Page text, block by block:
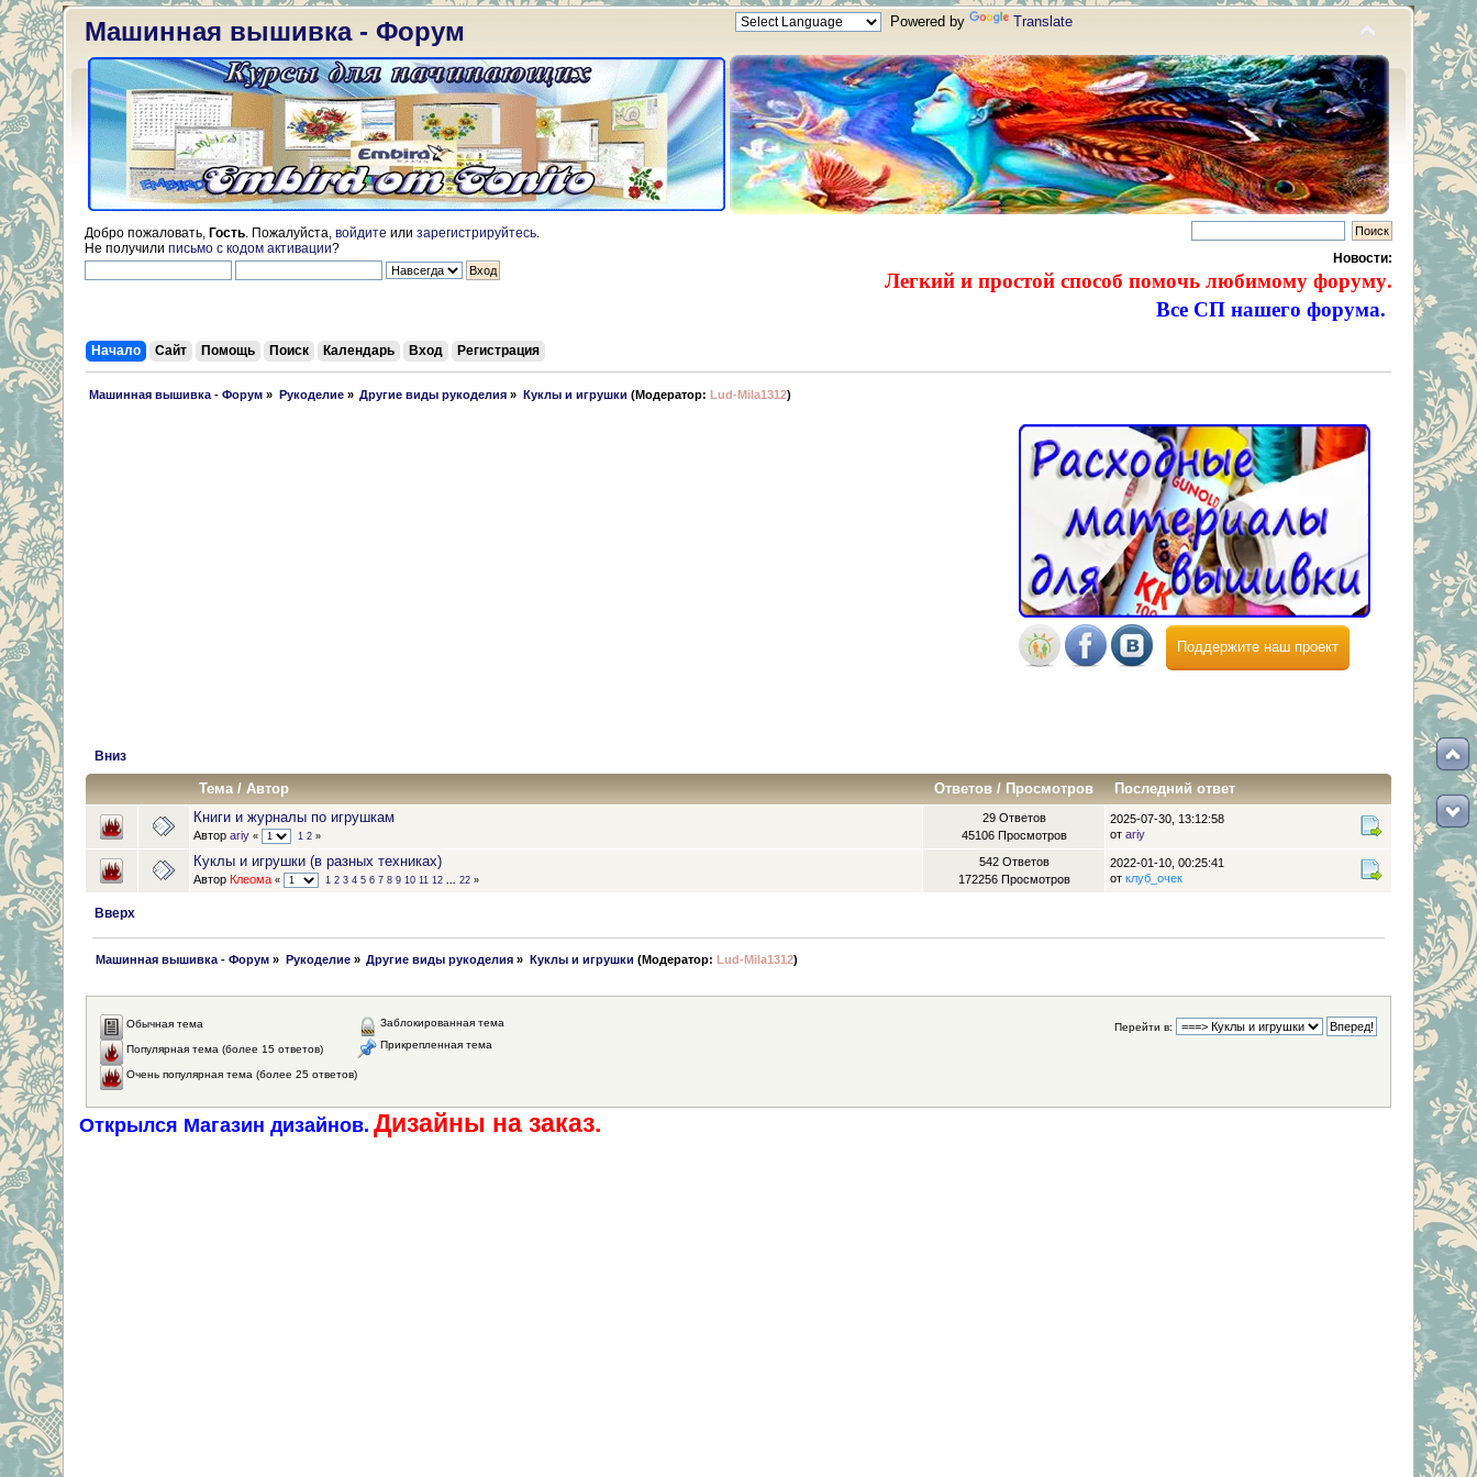
Машинная вышивка - Форум Powered by Translate
Добро пожаловать, Гость . Пожалуйста, войдите или зарегистрируйтесь
Не получили письмо с кодом активации?
Новости:
Легкий и простой способ помочь любимому форуму.
Все СП нашего форума.
Начало Сайт Помощь Поиск Календарь Вход Регистрация
Машинная вышивка - Форум » Рукоделие» Другие виды рукоделия » Куклы и игрушки (Модератор: Lud-Mila1312)
Поддержите наш проект
Вниз
Тема/Автор Ответов/ Просмотров
Последний ответ
Книги и журналы по игрушкам
Автор ariy « 1 2 »
29 Ответов
45106 Просмотров
2025-07-30, 13:12:58
от ariy
Куклы и игрушки (в разных техниках)
Автор Клеома « 1 2 3 4 5 6 7 8 9 10 11 12 ... 22 »
542 Ответов
172256 Просмотров
2022-01-10, 00:25:41
от клуб_очек
Вверх
Машинная вышивка - Форум » Рукоделие» Другие виды рукоделия » Куклы и игрушки (Модератор: Lud-Mila1312)
Перейти в:
Обычная тема
Популярная тема (более 15 ответов)
Очень популярная тема (более 25 ответов)
Заблокированная тема
Прикрепленная тема
Открылся Магазин дизайнов. Дизайны на заказ.